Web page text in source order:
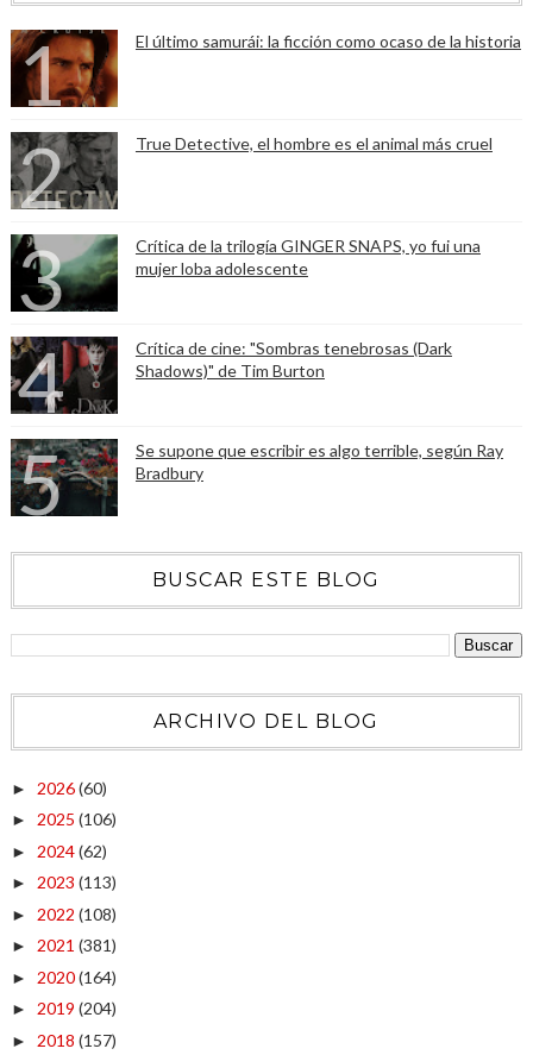
El último samurái: la ficción como ocaso de la historia
True Detective, el hombre es el animal más cruel
Crítica de la trilogía GINGER SNAPS, yo fui una
mujer loba adolescente
Crítica de cine: "Sombras tenebrosas (Dark
Shadows)" de Tim Burton
Se supone que escribir es algo terrible, según Ray
Bradbury
BUSCAR ESTE BLOG
ARCHIVO DEL BLOG
► 2026(60)
► 2025 (106)
► 2024(62)
► 2023 (113)
► 2022 (108)
► 2021 (381)
► 2020(164)
► 2019 (204)
► 2018 (157)